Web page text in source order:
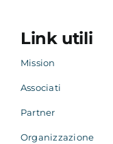
Link utili
Mission
Associati
Partner
Organizzazione